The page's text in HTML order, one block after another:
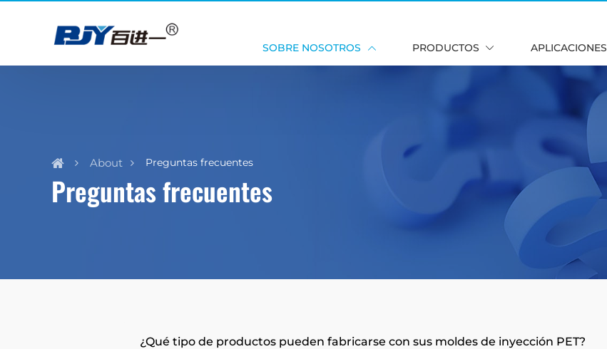
SOBRE NOSOTROS PRODUCTOS APLICACIONES
About Preguntas frecuentes
Preguntas frecuentes
¿Qué tipo de productos pueden fabricarse con sus moldes de inyección PET?